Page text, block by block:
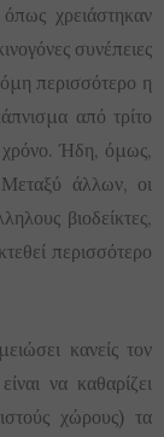
χρειάστηκαν
συνέπειες
περισσότερο η
από τρίτο
χρόνο. Ήδη, όμως,
Μεταξύ άλλων, οι
βιοδείκτες,
περισσότερο
κανείς τον
να καθαρίζει
χώρους) τα